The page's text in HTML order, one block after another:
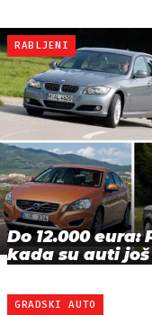
RABLJENI
Do 12.000
kada su auti
GRADSKI AUTO